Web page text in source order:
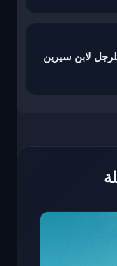
لابن سيرين